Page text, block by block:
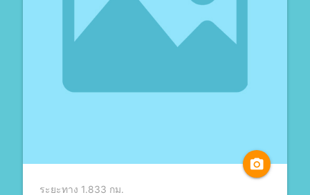
camera_alt
ระยะทาง 1.833 กม.